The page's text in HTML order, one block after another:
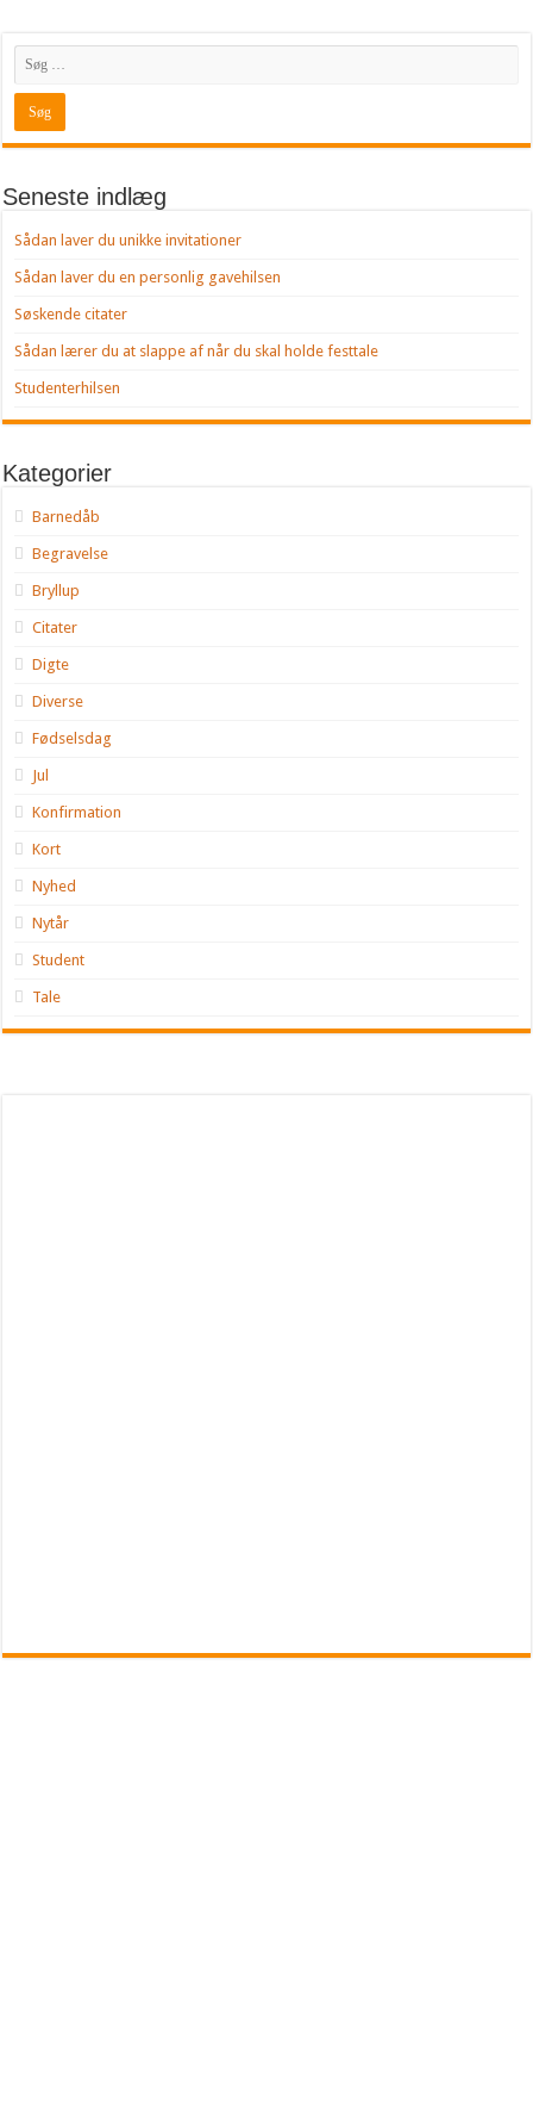
Seneste indlæg
Sådan laver du unikke invitationer
Sådan laver du en personlig gavehilsen
Søskende citater
Sådan lærer du at slappe af når du skal holde festtale
Studenterhilsen
Kategorier
Barnedåb
Begravelse
Bryllup
Citater
Digte
Diverse
Fødselsdag
Jul
Konfirmation
Kort
Nyhed
Nytår
Student
Tale